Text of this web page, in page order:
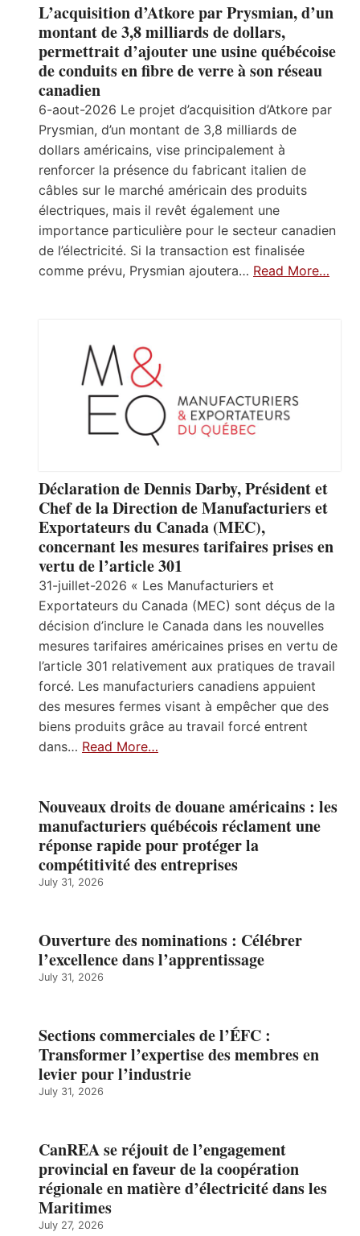
L’acquisition d’Atkore par Prysmian, d’un
montant de 3,8 milliards de dollars,
permettrait d’ajouter une usine québécoise
de conduits en fibre de verre à son réseau
canadien
6-aout-2026 Le projet d’acquisition d’Atkore par
Prysmian, d’un montant de 3,8 milliards de
dollars américains, vise principalement à
renforcer la présence du fabricant italien de
câbles sur le marché américain des produits
électriques, mais il revêt également une
importance particulière pour le secteur canadien
de l’électricité. Si la transaction est finalisée
comme prévu, Prysmian ajoutera… Read More…
Déclaration de Dennis Darby, Président et
Chef de la Direction de Manufacturiers et
Exportateurs du Canada (MEC),
concernant les mesures tarifaires prises en
vertu de l’article 301
31-juillet-2026 « Les Manufacturiers et
Exportateurs du Canada (MEC) sont déçus de la
décision d’inclure le Canada dans les nouvelles
mesures tarifaires américaines prises en vertu de
l’article 301 relativement aux pratiques de travail
forcé. Les manufacturiers canadiens appuient
des mesures fermes visant à empêcher que des
biens produits grâce au travail forcé entrent
dans… Read More…
Nouveaux droits de douane américains : les
manufacturiers québécois réclament une
réponse rapide pour protéger la
compétitivité des entreprises
July 31, 2026
Ouverture des nominations : Célébrer
l’excellence dans l’apprentissage
July 31, 2026
Sections commerciales de l’ÉFC :
Transformer l’expertise des membres en
levier pour l’industrie
July 31, 2026
CanREA se réjouit de l’engagement
provincial en faveur de la coopération
régionale en matière d’électricité dans les
Maritimes
July 27, 2026